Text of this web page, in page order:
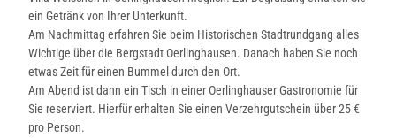
u
s
e
n
/
N
S
ein Getränk von Ihrer Unterkunft.
Am Nachmittag erfahren Sie beim Historischen Stadtrundgang alles
Wichtige über die Bergstadt Oerlinghausen. Danach haben Sie noch
etwas Zeit für einen Bummel durch den Ort.
Am Abend ist dann ein Tisch in einer Oerlinghauser Gastronomie für
Sie reserviert. Hierfür erhalten Sie einen Verzehrgutschein über 25 €
pro Person.